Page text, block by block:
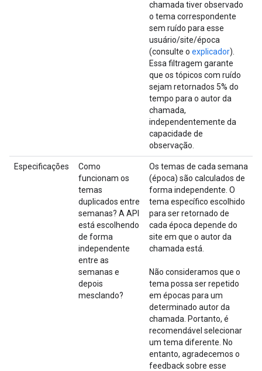
chamada tiver observado
o tema correspondente
sem ruído para esse
usuário/site/época
(consulte o explicador).
Essa filtragem garante
que os tópicos com ruído
sejam retornados 5% do
tempo para o autor da
chamada,
independentemente da
capacidade de
observação.
Especificações
Como
funcionam os
temas
duplicados entre
semanas? A API
está escolhendo
de forma
independente
entre as
semanas e
depois
mesclando?
Os temas de cada semana
(época) são calculados de
forma independente. O
tema específico escolhido
para ser retornado de
cada época depende do
site em que o autor da
chamada está.
Não consideramos que o
tema possa ser repetido
em épocas para um
determinado autor da
chamada. Portanto, é
recomendável selecionar
um tema diferente. No
entanto, agradecemos o
feedback sobre esse